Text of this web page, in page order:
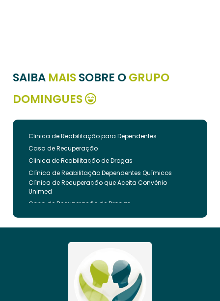
SAIBA MAISSOBRE OGRUPO
DOMINGUES
Clinica de Reabilitação para Dependentes
Casa de Recuperação
Clinica de Reabilitação de Drogas
Clínica de Reabilitação Dependentes Químicos
Clínica de Recuperação que Aceita Convênio
Unimed
Casa de Recuperação de Drogas
Clínica de Reabilitação de Dependentes Químicos
Clinica de Recuperação de Drogas Pelo Bradesco
Internação Involuntária que Aceita Convenio
Clinica de Reabilitação Involuntaria
Clinica de Reabilitação de Drogas Feminina
Casa de Recuperação para Drogados